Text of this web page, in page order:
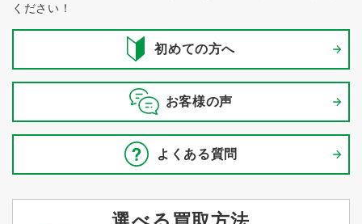
ください！
初めての方へ
お客様の声
よくある質問